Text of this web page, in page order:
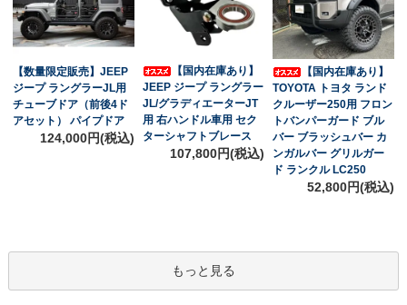
【数量限定販売】JEEP
ジープ ラングラーJL用
チューブドア（前後4ド
アセット） パイプドア
124,000円(税込)
【国内在庫あり】
JEEP ジープ ラングラー
JL/グラディエーターJT
用 右ハンドル車用 セク
ターシャフトブレース
107,800円(税込)
【国内在庫あり】
TOYOTA トヨタ ランド
クルーザー250用 フロン
トバンパーガード ブル
バー ブラッシュバー カ
ンガルバー グリルガー
ド ランクル LC250
52,800円(税込)
もっと見る